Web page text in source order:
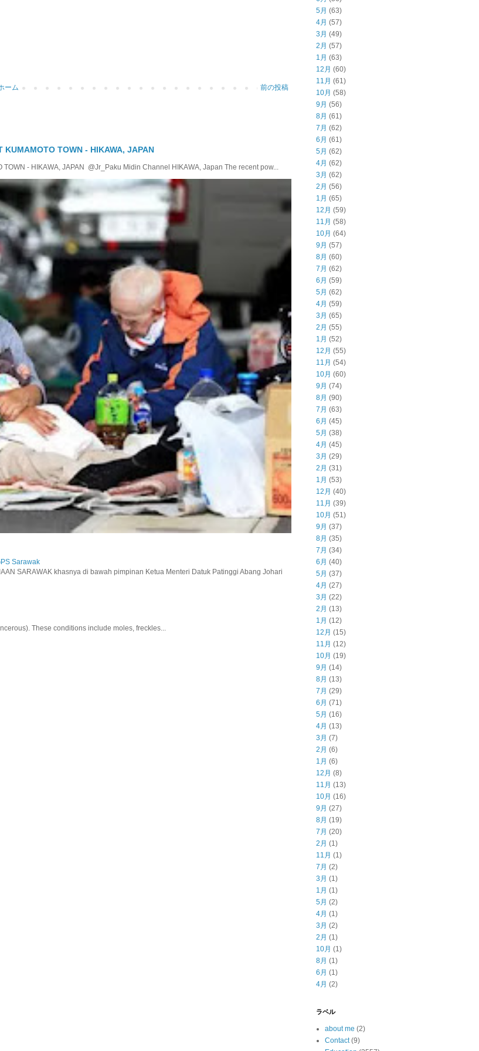
前の投稿
ーム
KUMAMOTO TOWN - HIKAWA, JAPAN
- HIKAWA, JAPAN @Jr_Paku Midin Channel HIKAWA, Japan The recent pow...
Sarawak
SARAWAK khasnya di bawah pimpinan Ketua Menteri Datuk Patinggi Abang Johari
These conditions include moles, freckles...
5月 (63)
4月 (57)
3月 (49)
2月 (57)
1月 (63)
12月 (60)
11月 (61)
10月 (58)
9月 (56)
8月 (61)
7月 (62)
6月 (61)
5月 (62)
4月 (62)
3月 (62)
2月 (56)
1月 (65)
12月 (59)
11月 (58)
10月 (64)
9月 (57)
8月 (60)
7月 (62)
6月 (59)
5月 (62)
4月 (59)
3月 (65)
2月 (55)
1月 (52)
12月 (55)
11月 (54)
10月 (60)
9月 (74)
8月 (90)
7月 (63)
6月 (45)
5月 (38)
4月 (45)
3月 (29)
2月 (31)
1月 (53)
12月 (40)
11月 (39)
10月 (51)
9月 (37)
8月 (35)
7月 (34)
6月 (40)
5月 (37)
4月 (27)
3月 (22)
2月 (13)
1月 (12)
12月 (15)
11月 (12)
10月 (19)
9月 (14)
8月 (13)
7月 (29)
6月 (71)
5月 (16)
4月 (13)
3月 (7)
2月 (6)
1月 (6)
12月 (8)
11月 (13)
10月 (16)
9月 (27)
8月 (19)
7月 (20)
2月 (1)
11月 (1)
7月 (2)
3月 (1)
1月 (1)
5月 (2)
4月 (1)
3月 (2)
2月 (1)
10月 (1)
8月 (1)
6月 (1)
4月 (2)
ラベル
about me (2)
Contact (9)